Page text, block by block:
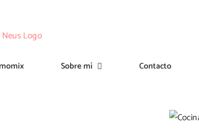
Sobre mí Contacto